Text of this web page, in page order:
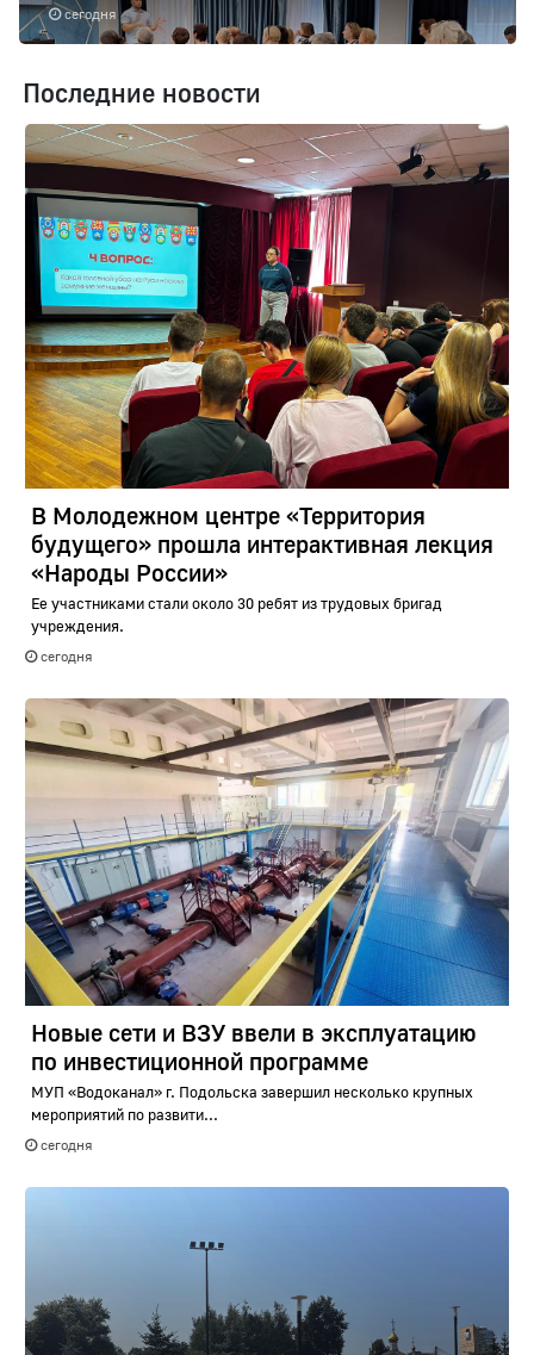
сегодня
Последние новости
В Молодежном центре «Территория
будущего» прошла интерактивная лекция
«Народы России»
Ее участниками стали около 30 ребят из трудовых бригад
учреждения.
сегодня
Новые сети и ВЗУ ввели в эксплуатацию
по инвестиционной программе
МУП «Водоканал» г. Подольска завершил несколько крупных
мероприятий по развити...
сегодня